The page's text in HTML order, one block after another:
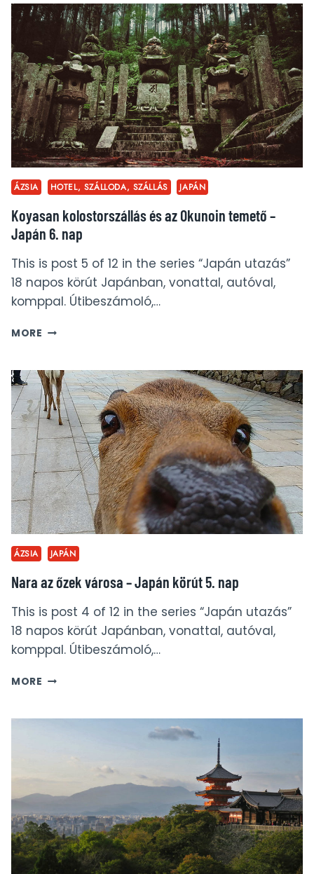
AZ
IYA-
VÖLGY
FÜGGŐHÍDJA
–
JAPÁN
ROADTRIP
7.
NAP
ÁZSIA HOTEL, SZÁLLODA, SZÁLLÁS JAPÁN
Koyasan kolostorszállás és az Okunoin temető –
Japán 6. nap
This is post 5 of 12 in the series “Japán utazás”
18 napos körút Japánban, vonattal, autóval,
komppal. Útibeszámoló,…
MORE KOYASAN
AZ
OKUNOIN
TEMETŐ
–
JAPÁN
6.
NAP
ÁZSIA JAPÁN
Nara az őzek városa – Japán körút 5. nap
This is post 4 of 12 in the series “Japán utazás”
18 napos körút Japánban, vonattal, autóval,
komppal. Útibeszámoló,…
MORE NARA
VÁROSA
NAP